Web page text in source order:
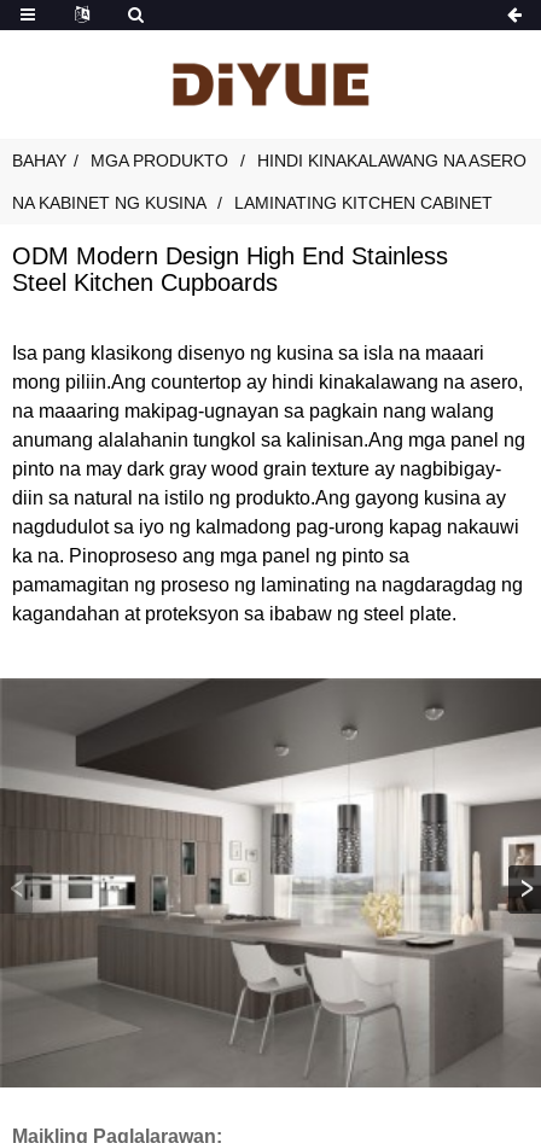
BAHAY MGA PRODUKTO HINDI KINAKALAWANG NA ASERO
NA KABINET NG KUSINA LAMINATING KITCHEN CABINET
ODM Modern Design High End Stainless
Steel Kitchen Cupboards
Isa pang klasikong disenyo ng kusina sa isla na maaari
mong piliin.Ang countertop ay hindi kinakalawang na asero,
na maaaring makipag-ugnayan sa pagkain nang walang
anumang alalahanin tungkol sa kalinisan.Ang mga panel ng
pinto na may dark gray wood grain texture ay nagbibigay-
diin sa natural na istilo ng produkto.Ang gayong kusina ay
nagdudulot sa iyo ng kalmadong pag-urong kapag nakauwi
ka na. Pinoproseso ang mga panel ng pinto sa
pamamagitan ng proseso ng laminating na nagdaragdag ng
kagandahan at proteksyon sa ibabaw ng steel plate.
Maikling Paglalarawan: